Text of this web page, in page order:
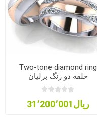
Two-tone diamond ring
حلقه دو رنگ برلیان
ریال31٬200٬001